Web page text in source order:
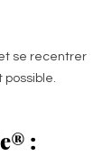
se recentrer
: